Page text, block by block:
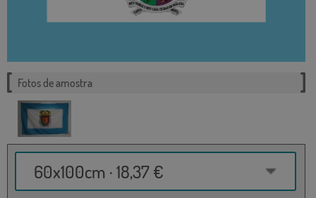
Fotos de amostra
60x100cm · 18,37 €